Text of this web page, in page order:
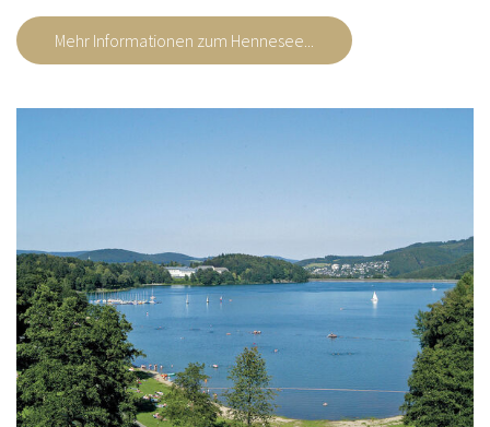
Mehr Informationen zum Hennesee...